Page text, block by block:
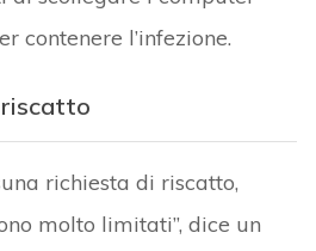
contenere l’infezione.
riscatto
richiesta di riscatto,
molto limitati”, dice un